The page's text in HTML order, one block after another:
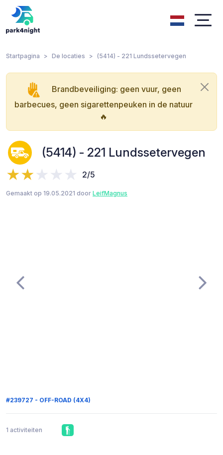
Startpagina De locaties (5414) - 221 Lundssetervegen
Brandbeveiliging: geen vuur, geen
barbecues, geen sigarettenpeuken in de natuur
🔥
(5414) - 221 Lundssetervegen
2/5
Gemaakt op 19.05.2021 door LeifMagnus
#239727 - OFF-ROAD (4X4)
1 activiteiten